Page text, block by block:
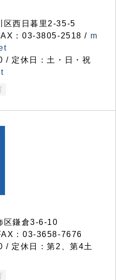
西日暮里2-35-5
：03-3805-2518 / m
/ 定休日：土・日・祝
鎌倉3-6-10
：03-3658-7676
/ 定休日：第2、第4土